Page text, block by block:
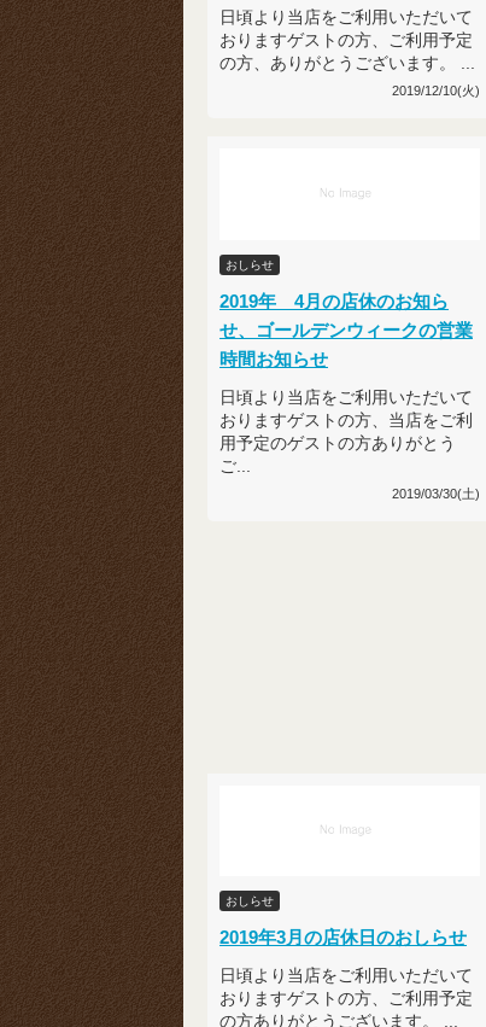
日頃より当店をご利用いただいて
おりますゲストの方、ご利用予定
の方、ありがとうございます。 ...
2019/12/10(火)
おしらせ
2019年 4月の店休のお知ら
せ、ゴールデンウィークの営業
時間お知らせ
日頃より当店をご利用いただいて
おりますゲストの方、当店をご利
用予定のゲストの方ありがとう
ご...
2019/03/30(土)
おしらせ
2019年3月の店休日のおしらせ
日頃より当店をご利用いただいて
おりますゲストの方、ご利用予定
の方ありがとうございます。 ...